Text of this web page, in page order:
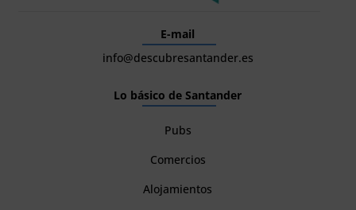
E-mail
info@descubresantander.es
Lo básico de Santander
Pubs
Comercios
Alojamientos